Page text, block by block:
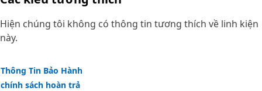
Hiện chúng tôi không có thông tin tương thích về linh kiện
này.
Thông Tin Bảo Hành
chính sách hoàn trả